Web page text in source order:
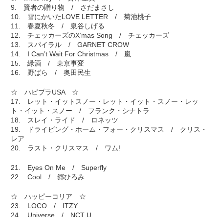
9. 賢者の贈り物 / さだまさし
10. 雪にかいたLOVE LETTER / 菊池桃子
11. 春夏秋冬 / 泉谷しげる
12. チェッカーズのX’mas Song / チェッカーズ
13. スパイラル / GARNET CROW
14. I Can’t Wait For Christmas / 嵐
15. 緑酒 / 東京事変
16. 野ばら / 奥田民生
☆ ハピプラUSA ☆
17. レット・イットスノー・レット・イット・スノー・レッ
ト・イット・スノー / フランク・シナトラ
18. スレイ・ライド / ロネッツ
19. ドライビング・ホーム・フォー・クリスマス / クリス・
レア
20. ラスト・クリスマス / ワム!
21. Eyes On Me / Superfly
22. Cool / 郷ひろみ
☆ ハッピーコリア ☆
23. LOCO / ITZY
24. Universe / NCT U